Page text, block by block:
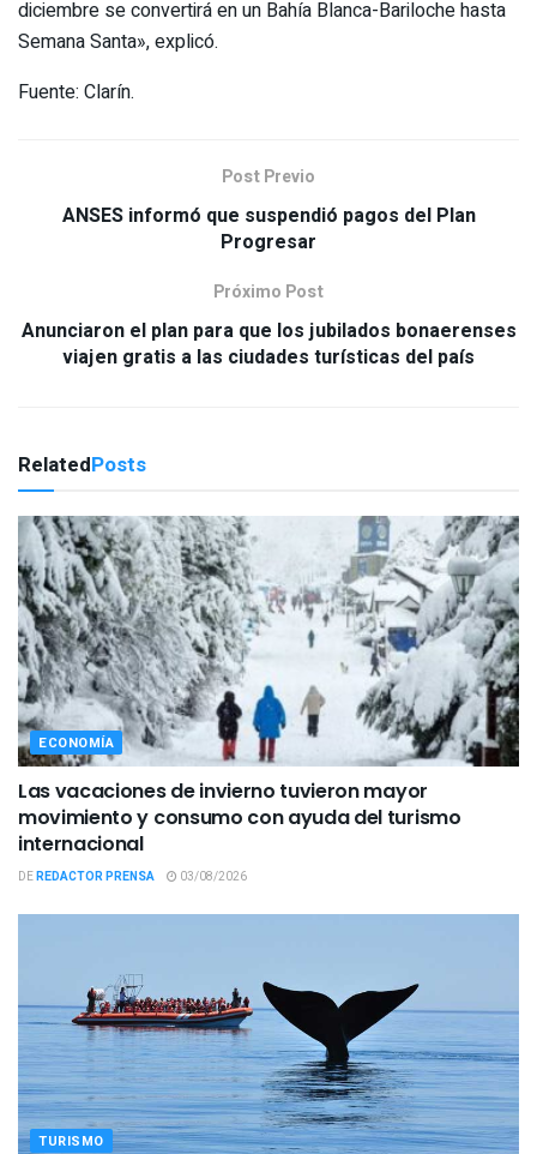
diciembre se convertirá en un Bahía Blanca-Bariloche hasta
Semana Santa», explicó.
Fuente: Clarín.
Post Previo
ANSES informó que suspendió pagos del Plan
Progresar
Próximo Post
Anunciaron el plan para que los jubilados bonaerenses
viajen gratis a las ciudades turísticas del país
RelatedPosts
ECONOMÍA
Las vacaciones de invierno tuvieron mayor
movimiento y consumo con ayuda del turismo
internacional
DEREDACTOR PRENSA 03/08/2026
TURISMO